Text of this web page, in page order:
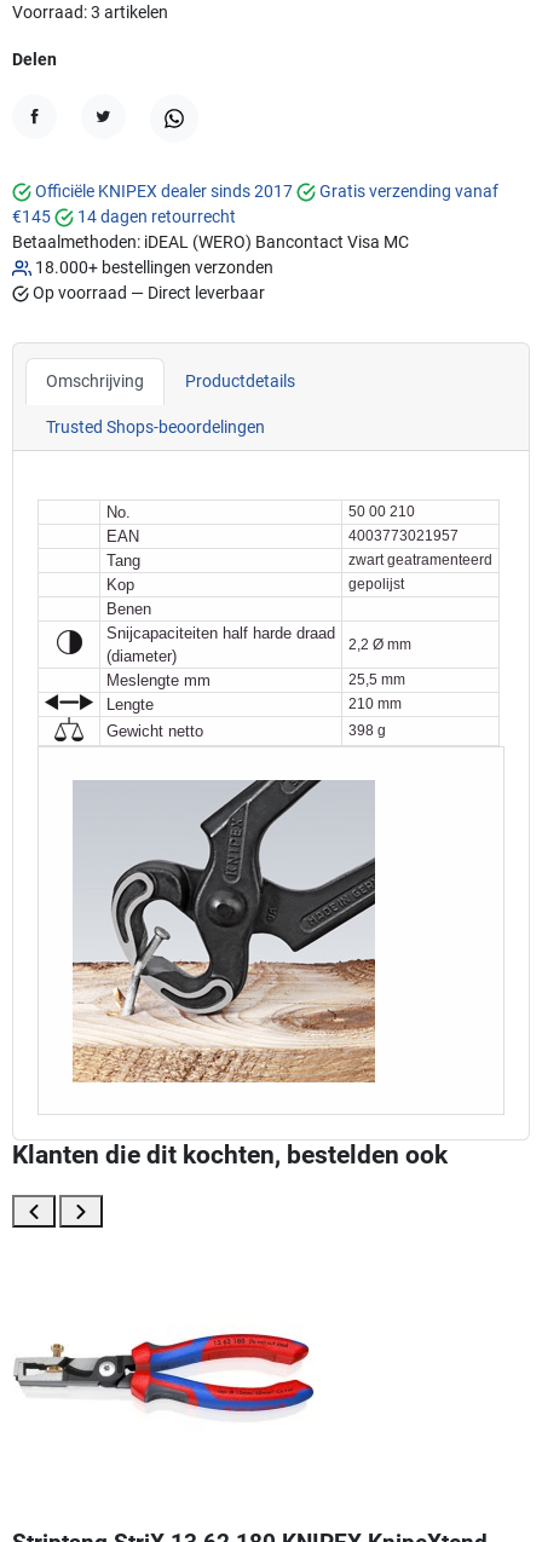
Voorraad: 3 artikelen
Delen
Officiële KNIPEX dealer sinds 2017
Gratis verzending vanaf
€145
14 dagen retourrecht
Betaalmethoden: iDEAL (WERO) Bancontact Visa MC
18.000+ bestellingen verzonden
Op voorraad — Direct leverbaar
Omschrijving Productdetails
Trusted Shops-beoordelingen
No. 50 00 210
EAN 4003773021957
Tang zwart geatramenteerd
Kop gepolijst
Benen
Snijcapaciteiten half harde draad
(diameter)
2,2 Ø mm
Meslengte mm 25,5 mm
Lengte 210 mm
Gewicht netto 398 g
Klanten die dit kochten, bestelden ook